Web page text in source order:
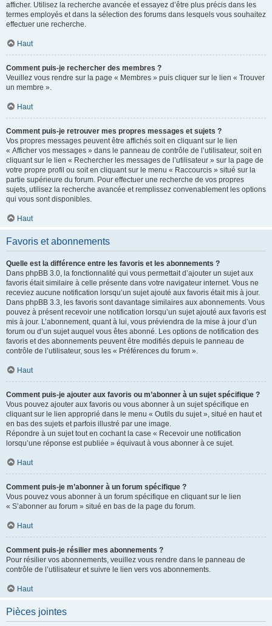
afficher. Utilisez la recherche avancée et essayez d’être plus précis dans les
termes employés et dans la sélection des forums dans lesquels vous souhaitez
effectuer une recherche.
Haut
Comment puis-je rechercher des membres ?
Veuillez vous rendre sur la page « Membres » puis cliquer sur le lien « Trouver
un membre ».
Haut
Comment puis-je retrouver mes propres messages et sujets ?
Vos propres messages peuvent être affichés soit en cliquant sur le lien
« Afficher vos messages » dans le panneau de contrôle de l’utilisateur, soit en
cliquant sur le lien « Rechercher les messages de l’utilisateur » sur la page de
votre propre profil ou soit en cliquant sur le menu « Raccourcis » situé sur la
partie supérieure du forum. Pour effectuer une recherche de vos propres
sujets, utilisez la recherche avancée et remplissez convenablement les options
qui vous sont disponibles.
Haut
Favoris et abonnements
Quelle est la différence entre les favoris et les abonnements ?
Dans phpBB 3.0, la fonctionnalité qui vous permettait d’ajouter un sujet aux
favoris était similaire à celle présente dans votre navigateur internet. Vous ne
receviez aucune notification lorsqu’un sujet ajouté aux favoris était mis à jour.
Dans phpBB 3.3, les favoris sont davantage similaires aux abonnements. Vous
pouvez à présent recevoir une notification lorsqu’un sujet ajouté aux favoris est
mis à jour. L’abonnement, quant à lui, vous préviendra de la mise à jour d’un
forum ou d’un sujet auquel vous êtes abonné. Les options de notification des
favoris et des abonnements peuvent être modifiés depuis le panneau de
contrôle de l’utilisateur, sous les « Préférences du forum ».
Haut
Comment puis-je ajouter aux favoris ou m’abonner à un sujet spécifique ?
Vous pouvez ajouter aux favoris ou vous abonner à un sujet spécifique en
cliquant sur le lien approprié dans le menu « Outils du sujet », situé en haut et
en bas des sujets et parfois illustré par une image.
Répondre à un sujet tout en cochant la case « Recevoir une notification
lorsqu’une réponse est publiée » équivaut à vous abonner à ce sujet.
Haut
Comment puis-je m’abonner à un forum spécifique ?
Vous pouvez vous abonner à un forum spécifique en cliquant sur le lien
« S’abonner au forum » situé en bas de la page du forum.
Haut
Comment puis-je résilier mes abonnements ?
Pour résilier vos abonnements, veuillez vous rendre dans le panneau de
contrôle de l’utilisateur et suivre le lien vers vos abonnements.
Haut
Pièces jointes